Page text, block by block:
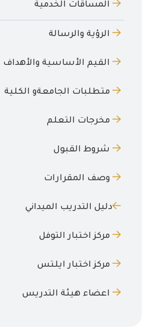
المساقات الخدمية
الرؤية والرسالة
القيم الأساسية والأهداف
متطلبات الجامعةو الكلية
مخرجات التعلم
شروط القبول
وصف المقرارات
دليل التدريب الميداني
مركز اختبار التوفل
مركز اختبار ايلتس
اعضاء هيئة التدريس